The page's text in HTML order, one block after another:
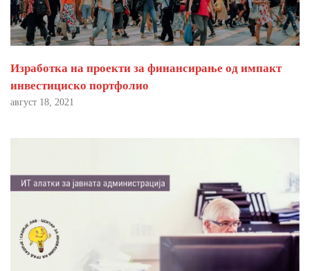
Изработка на проекти за финансирање од импакт
инвестициско портфолио
август 18, 2021